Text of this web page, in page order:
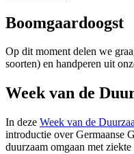
Boomgaardoogst
Op dit moment delen we
soorten) en handperen uit
Week van de
In deze Week van de
introductie over Germaanse
duurzaam omgaan met